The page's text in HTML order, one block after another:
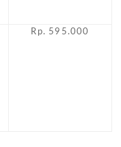
Rp. 595.000